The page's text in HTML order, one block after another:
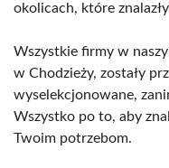
okolicach, które
Wszystkie firmy w
w Chodzieży, zostały
wyselekcjonowane,
Wszystko po to, aby
Twoim potrzebom.